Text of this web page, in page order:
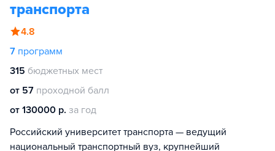
транспорта
4.8
7 программ
315 бюджетных мест
от 57 проходной балл
от 130000 р. за год
Российский университет транспорта — ведущий
национальный транспортный вуз, крупнейший